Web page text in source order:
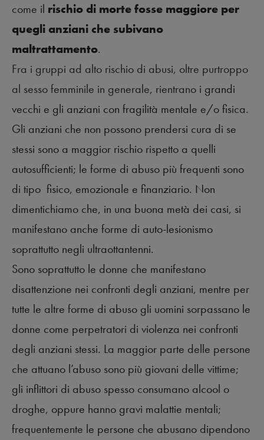
come il rischio di morte fosse maggiore per
quegli anziani che subivano
maltrattamento.
Fra i gruppi ad alto rischio di abusi, oltre purtroppo
al sesso femminile in generale, rientrano i grandi
vecchi e gli anziani con fragilità mentale e/o fisica.
Gli anziani che non possono prendersi cura di se
stessi sono a maggior rischio rispetto a quelli
autosufficienti; le forme di abuso più frequenti sono
di tipo fisico, emozionale e finanziario. Non
dimentichiamo che, in una buona metà dei casi, si
manifestano anche forme di auto-lesionismo
soprattutto negli ultraottantenni.
Sono soprattutto le donne che manifestano
disattenzione nei confronti degli anziani, mentre per
tutte le altre forme di abuso gli uomini sorpassano le
donne come perpetratori di violenza nei confronti
degli anziani stessi. La maggior parte delle persone
che attuano l’abuso sono più giovani delle vittime;
gli inflittori di abuso spesso consumano alcool o
droghe, oppure hanno gravi malattie mentali;
frequentemente le persone che abusano dipendono